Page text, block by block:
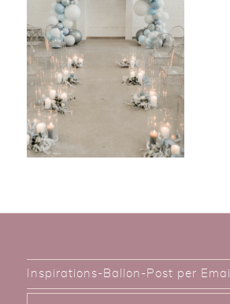
Inspirations-Ballon-Post per Email